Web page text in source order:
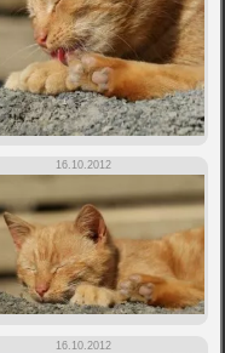
16.10.2012
16.10.2012